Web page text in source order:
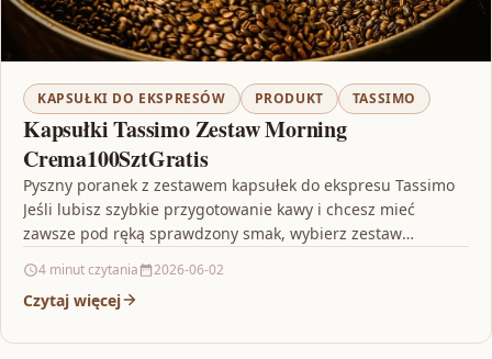
KAPSUŁKI DO EKSPRESÓW PRODUKT TASSIMO
Kapsułki Tassimo Zestaw Morning
Crema100SztGratis
Pyszny poranek z zestawem kapsułek do ekspresu Tassimo
Jeśli lubisz szybkie przygotowanie kawy i chcesz mieć
zawsze pod ręką sprawdzony smak, wybierz zestaw
4 minut czytania 2026-06-02
Czytaj więcej